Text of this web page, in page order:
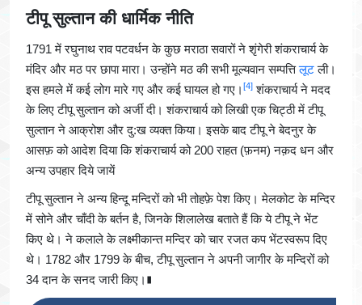
टीपू सुल्तान की धार्मिक नीति
1791 में रघुनाथ राव पटवर्धन के कुछ मराठा सवारों ने शृंगेरी शंकराचार्य के
मंदिर और मठ पर छापा मारा। उन्होंने मठ की सभी मूल्यवान सम्पत्तिलूटली।
इस हमले में कई लोग मारे गए और कई घायल हो गए। [4] शंकराचार्य ने मदद
के लिए टीपू सुल्तान को अर्जी दी। शंकराचार्य को लिखी एक चिट्ठी में टीपू
सुल्तान ने आक्रोश और दु:ख व्यक्त किया। इसके बाद टीपू ने बेदनुर के
आसफ़ को आदेश दिया कि शंकराचार्य को 200 राहत (फ़नम) नक़द धन और
अन्य उपहार दिये जायें
टीपू सुल्तान ने अन्य हिन्दू मन्दिरों को भी तोहफ़े पेश किए। मेलकोट के मन्दिर
में सोने और चाँदी के बर्तन है, जिनके शिलालेख बताते हैं कि ये टीपू ने भेंट
किए थे। ने कलाले के लक्ष्मीकान्त मन्दिर को चार रजत कप भेंटस्वरूप दिए
थे। 1782 और 1799 के बीच, टीपू सुल्तान ने अपनी जागीर के मन्दिरों को
34 दान के सनद जारी किए।∎